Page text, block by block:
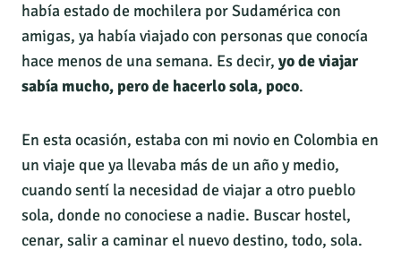
había estado de mochilera por Sudamérica con
amigas, ya había viajado con personas que conocía
hace menos de una semana. Es decir, yo de viajar
sabía mucho, pero de hacerlo sola, poco.
En esta ocasión, estaba con mi novio en Colombia en
un viaje que ya llevaba más de un año y medio,
cuando sentí la necesidad de viajar a otro pueblo
sola, donde no conociese a nadie. Buscar hostel,
cenar, salir a caminar el nuevo destino, todo, sola.